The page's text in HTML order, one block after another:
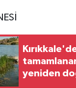
yeniden